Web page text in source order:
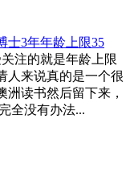
士3年年龄上限35
注的就是年龄上限
人来说真的是一个很
洲读书然后留下来，
全没有办法...